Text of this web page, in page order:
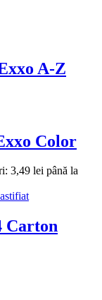
A-Z
Color
3,49 lei până la
Carton